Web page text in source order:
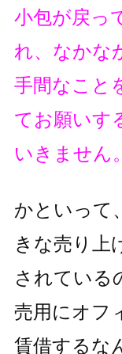
小包が戻っ
れ、なかな
手間なこと
てお願いす
いきません。
かといって
きな売り上
されている
売用にオフ
賃借するな